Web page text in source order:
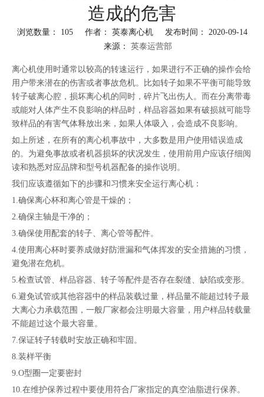
造成的危害
浏览数量： 105作者： 英泰离心机 发布时间： 2020-09-14
来源： 英泰运营部
["facebook","twitter","line","wechat","linkedin","pinterest","whatsapp"]
离心机使用时通常以较高的转速运行，如果进行不正确的操作会给
用户带来潜在的伤害或者事故危机。比如转子如果不平衡可能导致
转子破离心腔，损坏离心机的同时，碎片飞出伤人。而在分离带毒
或能对人体产生不良影响的样品时，样品容器如果有破损就可能导
致样品的有害气体释放出来，如果人体吸入，会造成不良影响。
如上所述，在所有的离心机事故中，大多数是用户使用错误造成
的。为避免事故或者机器损坏的状况发生，使用前用户应该仔细阅
读和熟悉对应品牌和型号机器配备的操作说明。
我们应该遵循如下的步骤和习惯来安全运行离心机：
1.确保离心杯和离心管是干燥的；
2.确保主轴是干净的；
3.确保使用配套的转子、离心管等配件。
4.使用离心杯时要养成做好防泄漏和气体挥发的安全措施的习惯，
避免潜在危机。
5.检查试管、样品容器、转子等配件是否存在裂缝、缺陷或变形。
6.避免试管或其他容器中的样品装载过量，样品量不能超过转子最
大离心力承载范围，一般厂家都会注明最大容量，用户样品转载量
不能超过这个最大容量。
7.保证转子转载时安放正确和牢固。
8.装样平衡
9.O型圈一定要密封
10.在维护保养过程中要使用符合厂家指定的真空油脂进行保养。